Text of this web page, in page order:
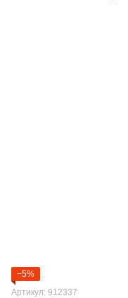
−5%
Артикул: 912337